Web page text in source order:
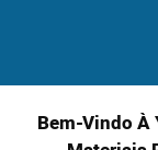
Bem-Vindo À